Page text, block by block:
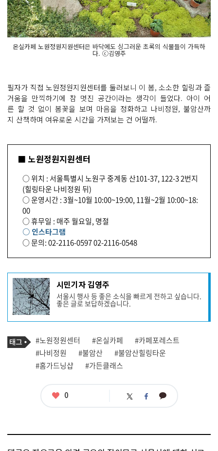
온실카페 노원정원지원센터은 바닥에도 싱그러운 초록의 식물들이 가득하
다. ⓒ김영주
필자가 직접 노원정원지원센터를 둘러보니 이 봄, 소소한 힐링과 즐
거움을 만끽하기에 참 멋진 공간이라는 생각이 들었다. 아이 어
른 할 것 없이 봄꽃을 보며 마음을 정화하고 나비정원, 불암산까
지 산책하며 여유로운 시간을 가져보는 건 어떨까.
■ 노원정원지원센터
○ 위치 : 서울특별시 노원구 중계동 산101-37, 122-3 2번지
(힐링타운 나비정원 뒤)
○ 운영시간 : 3월~10월 10:00~19:00, 11월~2월 10:00~18:
00
○ 휴무일 : 매주 월요일, 명절
○ 인스타그램
○ 문의: 02-2116-0597 02-2116-0548
기
사
작
성
자
프
필
시민기자 김영주
서울시 행사 등 좋은 소식을 빠르게 전하고 싶습니다.
좋은 글로 보답하겠습니다.
기
사
관
련
태
태
그
#노원정원센터 #온실카페
#카페포레스트
#나비정원
#불암산
#불암산힐링타운
#홈가드닝샵
#가든클래스
좋
0 트 페 카